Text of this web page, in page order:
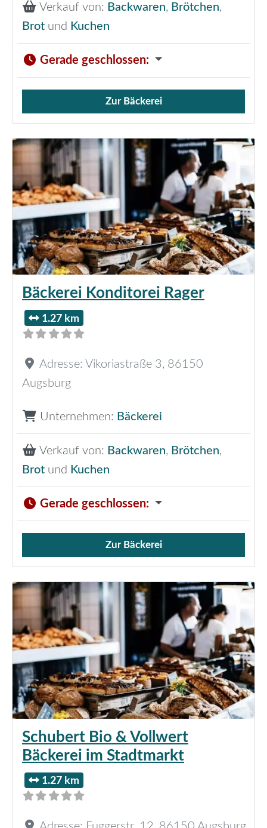
Verkauf von: Backwaren, Brötchen,
Brot und Kuchen
Gerade geschlossen:
Verkauf von Brötchen,
Zur Bäckerei
Bäckerei Konditorei Rager
1.27 km
Adresse: Vikoriastraße 3, 86150
Augsburg
Unternehmen: Bäckerei
Verkauf von: Backwaren, Brötchen,
Brot und Kuchen
Gerade geschlossen:
Verkauf von Brötchen,
Zur Bäckerei
Schubert Bio & Vollwert
Bäckerei im Stadtmarkt
1.27 km